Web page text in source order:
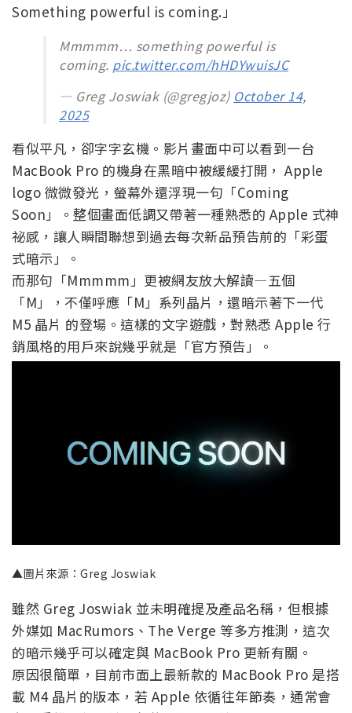
Something powerful is coming.」
Mmmmm… something powerful is
coming. pic.twitter.com/hHDYwuisJC
— Greg Joswiak (@gregjoz) October 14,
2025
看似平凡，卻字字玄機。影片畫面中可以看到一台
MacBook Pro 的機身在黑暗中被緩緩打開， Apple
logo 微微發光，螢幕外還浮現一句「Coming
Soon」。整個畫面低調又帶著一種熟悉的 Apple 式神
祕感，讓人瞬間聯想到過去每次新品預告前的「彩蛋
式暗示」。
而那句「Mmmmm」更被網友放大解讀—五個
「M」，不僅呼應「M」系列晶片，還暗示著下一代
M5 晶片 的登場。這樣的文字遊戲，對熟悉 Apple 行
銷風格的用戶來說幾乎就是「官方預告」。
▲圖片來源：Greg Joswiak
雖然 Greg Joswiak 並未明確提及產品名稱，但根據
外媒如 MacRumors、The Verge 等多方推測，這次
的暗示幾乎可以確定與 MacBook Pro 更新有關。
原因很簡單，目前市面上最新款的 MacBook Pro 是搭
載 M4 晶片的版本，若 Apple 依循往年節奏，通常會